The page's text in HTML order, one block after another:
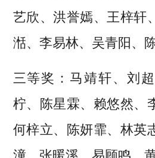
艺欣、洪誉嫣、王梓轩
湉、李易林、吴青阳、
三等奖：马靖轩、刘
柠、陈星霖、赖悠然、
何梓立、陈妍霏、林英